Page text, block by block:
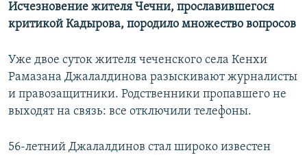
Все сайты РСЕ/РС
Исчезновение жителя Чечни, прославившегося
критикой Кадырова, породило множество вопросов
Уже двое суток жителя чеченского села Кенхи
Рамазана Джалалдинова разыскивают журналисты
и правозащитники. Родственники пропавшего не
выходят на связь: все отключили телефоны.
56-летний Джалалдинов стал широко известен